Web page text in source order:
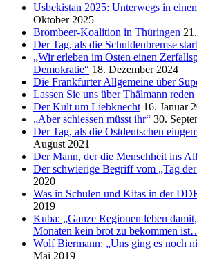
Usbekistan 2025: Unterwegs in
Oktober 2025
Brombeer-Koalition in Thüringen
Der Tag, als die Schuldenbremse
„Wir erleben im Osten einen
Demokratie“ 18. Dezember 2024
Die Frankfurter Allgemeine über
Lassen Sie uns über Thälmann reden
Der Kult um Liebknecht 16. Januar
„Aber schiessen müsst ihr“ 30.
Der Tag, als die Ostdeutschen
August 2021
Der Mann, der die Menschheit ins
Der schwierige Begriff vom „Tag
2020
Was in Schulen und Kitas in der
2019
Kuba: „Ganze Regionen leben
Monaten kein brot zu bekommen
Wolf Biermann: „Uns ging es noch
Mai 2019